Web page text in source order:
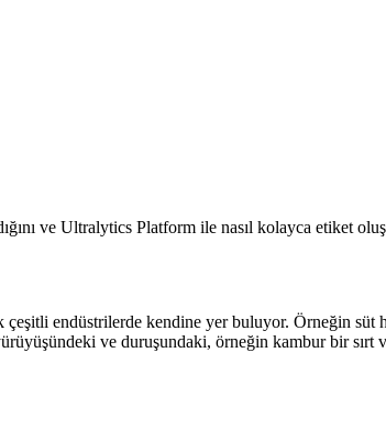
ve Ultralytics Platform ile nasıl kolayca etiket
endüstrilerde kendine yer buluyor. Örneğin süt
ve duruşundaki, örneğin kambur bir